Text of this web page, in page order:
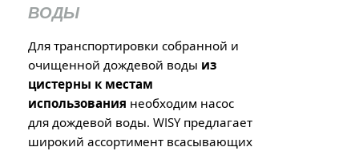
ВОДЫ
Для транспортировки собранной и
очищенной дождевой воды из
цистерны к местам
использования необходим насос
для дождевой воды. WISY предлагает
широкий ассортимент всасывающих